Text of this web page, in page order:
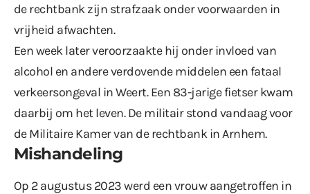
de rechtbank zijn strafzaak onder voorwaarden in
vrijheid afwachten.
Een week later veroorzaakte hij onder invloed van
alcohol en andere verdovende middelen een fataal
verkeersongeval in Weert. Een 83-jarige fietser kwam
daarbij om het leven. De militair stond vandaag voor
de Militaire Kamer van de rechtbank in Arnhem.
Mishandeling
Op 2 augustus 2023 werd een vrouw aangetroffen in